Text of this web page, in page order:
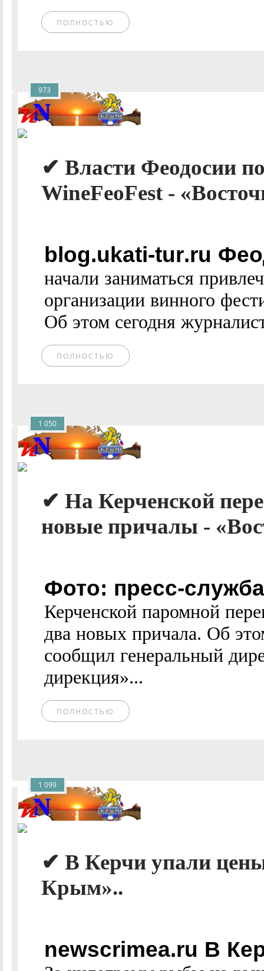
ПОЛНОСТЬЮ
✔ Власти Феодосии
WineFeoFest -
blog.ukati-tur.ru
начали заниматься
организации винного
Об этом сегодня
ПОЛНОСТЬЮ
973
✔ На Керченской
новые причалы -
Фото: пресс-
Керченской паромной
два новых причала. Об
сообщил генеральный
дирекция»...
ПОЛНОСТЬЮ
1 050
✔ В Керчи упали
Крым»..
newscrimea.ru В
1 099